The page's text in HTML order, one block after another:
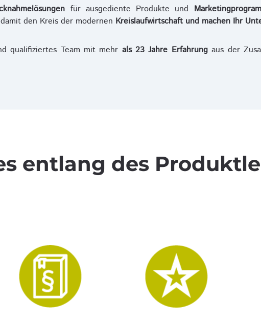
für ausgediente Produkte und
den Kreis der modernen Kreislaufwirtschaft und machen Ihr
qualifiziertes Team mit mehr als 23 Jahre Erfahrungaus der
entlang des